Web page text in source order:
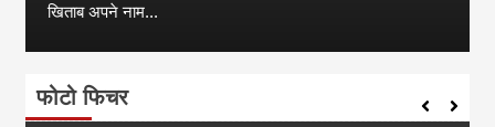
खिताब अपने नाम...
फोटो फिचर